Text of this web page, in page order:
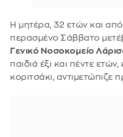
Η μητέρα, 32 ετών και
περασμένο Σάββατο
Γενικό Νοσοκομείο
παιδιά έξι και πέντε
κοριτσάκι, αντιμετώπιζε